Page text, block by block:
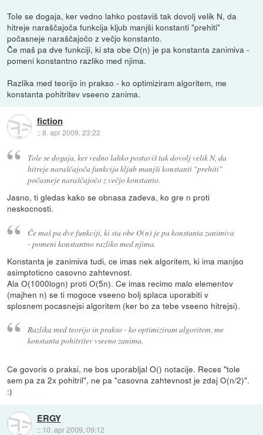
Tole se dogaja, ker vedno lahko postaviš tak dovolj velik N, da
hitreje naraščajoča funkcija kljub manjši konstanti "prehiti"
počasneje naraščajočo z večjo konstanto.
Če maš pa dve funkciji, ki sta obe O(n) je pa konstanta zanimiva -
pomeni konstantno razliko med njima.
Razlika med teorijo in prakso - ko optimiziram algoritem, me
konstanta pohitritev vseeno zanima.
fiction
::8. apr 2009, 23:22
Tole se dogaja, ker vedno lahko postaviš tak dovolj velik N, da
hitreje naraščajoča funkcija kljub manjši konstanti "prehiti"
počasneje naraščajočo z večjo konstanto.
Jasno, ti gledas kako se obnasa zadeva, ko gre n proti
neskocnosti.
Če maš pa dve funkciji, ki sta obe O(n) je pa konstanta zanimiva
- pomeni konstantno razliko med njima.
Konstanta je zanimiva tudi, ce imas nek algoritem, ki ima manjso
asimptoticno casovno zahtevnost.
Ala O(1000logn) proti O(5n). Ce imas recimo malo elementov
(majhen n) se ti mogoce vseeno bolj splaca uporabiti v
splosnem pocasnejsi algoritem (ker bo za tebe vseeno hitrejsi).
Razlika med teorijo in prakso - ko optimiziram algoritem, me
konstanta pohitritev vseeno zanima.
Ce govoris o praksi, ne bos uporabljal O() notacije. Reces "tole
sem pa za 2x pohitril", ne pa "casovna zahtevnost je zdaj O(n/2)".
:)
ERGY
:: 10. apr 2009, 09:12